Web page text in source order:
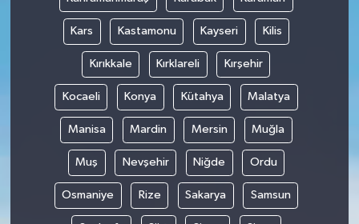
Kars Kastamonu Kayseri Kilis
Kırıkkale Kırklareli Kırşehir
Kocaeli Konya Kütahya Malatya
Manisa Mardin Mersin Muğla
Muş Nevşehir Niğde Ordu
Osmaniye Rize Sakarya Samsun